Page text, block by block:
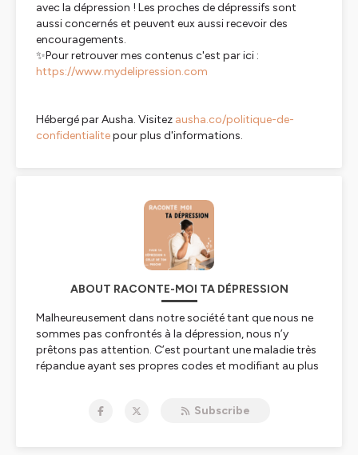
avec la dépression ! Les proches de dépressifs sont
aussi concernés et peuvent eux aussi recevoir des
encouragements.
✨Pour retrouver mes contenus c'est par ici :
https://www.mydelipression.com
Hébergé par Ausha. Visitez ausha.co/politique-de-
confidentialitepour plus d'informations.
ABOUT RACONTE-MOI TA DÉPRESSION
Malheureusement dans notre société tant que nous ne
sommes pas confrontés à la dépression, nous n’y
prêtons pas attention. C’est pourtant une maladie très
répandue ayant ses propres codes et modifiant au plus
possible d’arriver au bout du tunnel et avoir une vie
Subscribe